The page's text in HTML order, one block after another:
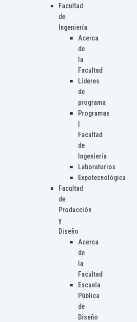
Facultad
de
Ingeniería
Acerca
de
la
Facultad
Líderes
de
programa
Programas
Facultad
de
Ingeniería
Laboratorios
Expotecnológica
Facultad
de
Producción
y
Diseño
Acerca
de
la
Facultad
Escuela
Pública
de
Diseño